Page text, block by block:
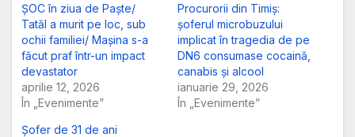
ȘOC în ziua de Paște/
Tatăl a murit pe loc, sub
ochii familiei/ Mașina s-a
făcut praf într-un impact
devastator
aprilie 12, 2026
În „Evenimente”
Procurorii din Timiș:
șoferul microbuzului
implicat în tragedia de pe
DN6 consumase cocaină,
canabis și alcool
ianuarie 29, 2026
În „Evenimente”
Șofer de 31 de ani